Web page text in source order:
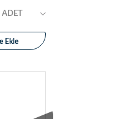
Ekle